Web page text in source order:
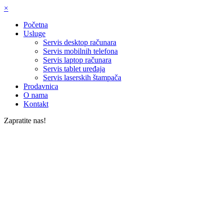
×
Početna
Usluge
Servis desktop računara
Servis mobilnih telefona
Servis laptop računara
Servis tablet uređaja
Servis laserskih štampača
Prodavnica
O nama
Kontakt
Zapratite nas!